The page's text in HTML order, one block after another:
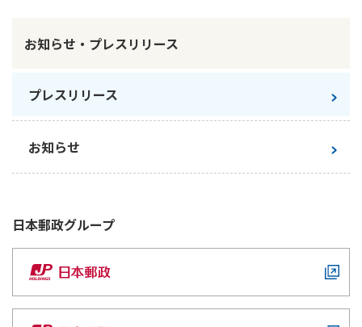
マイページでできること
新規登録
ご契約内容の確認
お客さまに関する情報等の確認の取り組み
資料請求
これからのライフイベントでかかる費用とは？
法人向け資料請求
お問い合わせ先
医療
お金
子育て
ライフプラン
健康情報
経営理念・経営戦略
会社概要
財務情報
株主・投資家のみなさまへ
採用情報
CM・オウンドメディア／ソーシャルメディア
株主・投資家のみなさまへ
採用情報
English
お知らせ・プレスリリース
プレスリリース
お知らせ
日本郵政グループ